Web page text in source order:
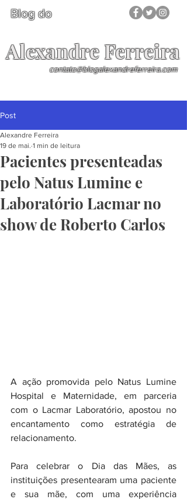
Blog do
Alexandre Ferreira
contato@blogalexandreferreira.com
Post
Pacientes presenteadas
pelo Natus Lumine e
Laboratório Lacmar no
show de Roberto Carlos
Alexandre Ferreira
19 de mai. 1 min de leitura
A ação promovida pelo Natus Lumine
Hospital e Maternidade, em parceria
com o Lacmar Laboratório, apostou no
encantamento como estratégia de
relacionamento.
Para celebrar o Dia das Mães, as
instituições presentearam uma paciente
e sua mãe, com uma experiência